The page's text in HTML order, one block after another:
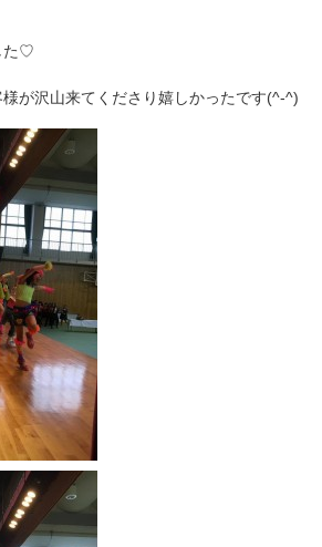
た♡
が沢山来てくださり嬉しかったです(^-^)